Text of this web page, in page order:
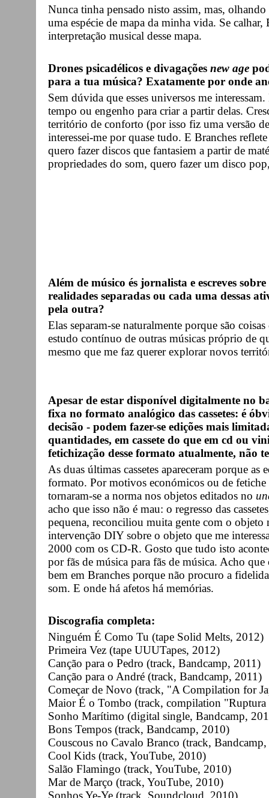
Nunca tinha pensado nisto assim, mas,
uma espécie de mapa da minha vida. Se
interpretação musical desse mapa.
Drones psicadélicos e divagações new age
para a tua música? Exatamente por onde
Sem dúvida que esses universos me
tempo ou engenho para criar a partir delas.
território de conforto (por isso fiz uma versão
interessei-me por quase tudo. E Branches
quero fazer discos que fantasiem a partir de
propriedades do som, quero fazer um disco
Além de músico és jornalista e escreves
realidades separadas ou cada uma dessas
pela outra?
Elas separam-se naturalmente porque são
estudo contínuo de outras músicas próprio de
mesmo que me faz querer explorar novos
Apesar de estar disponível digitalmente no
fixa no formato analógico das cassetes: é
decisão - podem fazer-se edições mais
quantidades, em cassete do que em cd ou
fetichização desse formato atualmente, não
As duas últimas cassetes apareceram porque
formato. Por motivos económicos ou de fetiche
tornaram-se a norma nos objetos editados no
acho que isso não é mau: o regresso das
pequena, reconciliou muita gente com o
intervenção DIY sobre o objeto que me
2000 com os CD-R. Gosto que tudo isto
por fãs de música para fãs de música. Acho
bem em Branches porque não procuro a
som. E onde há afetos há memórias.
Discografia completa:
Ninguém É Como Tu (tape Solid Melts, 2012)
Primeira Vez (tape UUUTapes, 2012)
Canção para o Pedro (track, Bandcamp, 2011)
Canção para o André (track, Bandcamp, 2011)
Começar de Novo (track, "A Compilation for
Maior É o Tombo (track, compilation
Sonho Marítimo (digital single, Bandcamp,
Bons Tempos (track, Bandcamp, 2010)
Couscous no Cavalo Branco (track,
Cool Kids (track, YouTube, 2010)
Salão Flamingo (track, YouTube, 2010)
Mar de Março (track, YouTube, 2010)
Sonhos Ye-Ye (track, Soundcloud, 2010)